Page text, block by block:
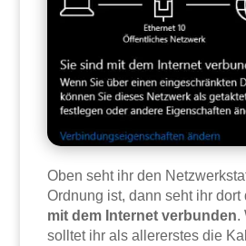
Oben seht ihr den
Ordnung ist, dann seht ihr
mit dem Internet verbunden.
solltet ihr als allererstes die